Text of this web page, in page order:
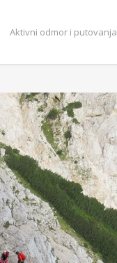
Aktivni odmor i putovanja